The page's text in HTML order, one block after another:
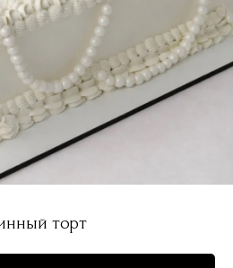
торт